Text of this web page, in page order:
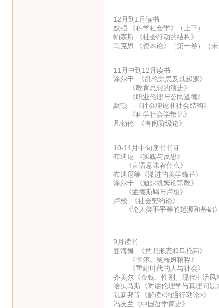
12月到1月读书
默顿 《科学社会学》（上下）
帕森斯 《社会行动的结构》
马克思 《资本论》（第一卷）（
11月中到12月读书
涂尔干 《乱伦禁忌及其起源》
《教育思想的演进》
《职业伦理与公民道德》
默顿 《社会理论和社会结构》
《科学社会学散忆》
凡勃伦 《有闲阶级论》
10-11月中旬读书书目
布迪厄 《实践与反思》
《言语意味着什么》
布迪厄等《激进的美学锋芒》
涂尔干 《迪尔凯姆论宗教》
《孟德斯鸠与卢梭》
卢梭 《社会契约论》
《论人类不平等的起源和基础
9月读书
曼海姆 《意识形态和乌托邦》
《卡尔。曼海姆精粹》
《重建时代的人与社会》
齐美尔《金钱、性别、现代生活风
哈贝马斯《对话伦理学与真理问题
阮新邦等《解读<沟通行动论>》
冯友兰《中国哲学简史》